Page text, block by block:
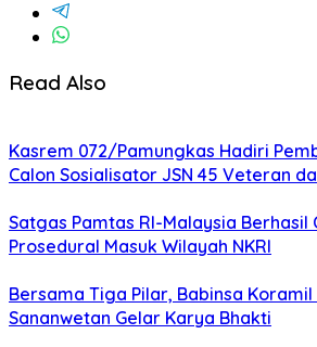
Read Also
Kasrem 072/Pamungkas Hadiri
Calon Sosialisator JSN 45 Veteran
Satgas Pamtas RI-Malaysia Berhasil
Prosedural Masuk Wilayah NKRI
Bersama Tiga Pilar, Babinsa
Sananwetan Gelar Karya Bhakti